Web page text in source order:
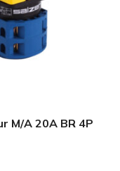
M/A 20A BR 4P